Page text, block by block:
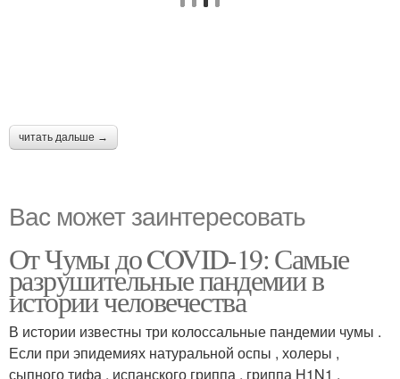
читать дальше →
Вас может заинтересовать
От Чумы до COVID-19: Самые
разрушительные пандемии в
истории человечества
В истории известны три колоссальные пандемии чумы .
Если при эпидемиях натуральной оспы , холеры ,
сыпного тифа , испанского гриппа , гриппа H1N1 ,